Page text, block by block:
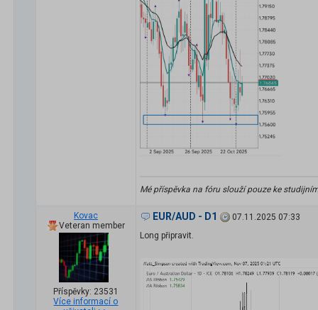
Mé příspěvka na fóru slouží pouze ke
Kovac
Veteran member
Příspěvky: 23531
Více informací o
EUR/AUD - D1
07.11.2025 07:33
Long připravit.